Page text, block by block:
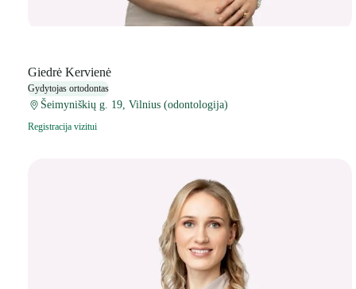
Giedrė Kervienė
Gydytojas ortodontas
Šeimyniškių g. 19, Vilnius (odontologija)
Registracija vizitui